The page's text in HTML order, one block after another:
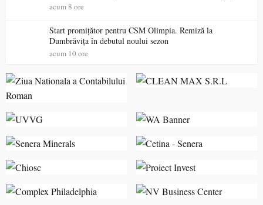
acum 8 ore
Start promițător pentru CSM Olimpia. Remiză la
Dumbrăvița în debutul noului sezon
acum 10 ore